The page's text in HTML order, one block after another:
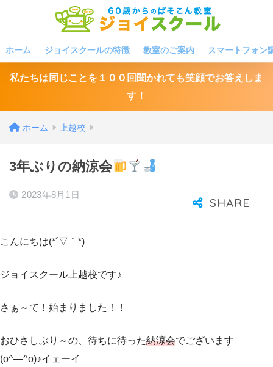
ホーム ジョイスクールの特徴 教室のご案内 スマートフォン
私たちは同じことを１００回聞かれても笑顔でお答えしま
す！
ホーム 上越校
3年ぶりの納涼会
2023年8月1日
こんにちは(*´▽｀*)
ジョイスクール上越校です♪
さぁ～て！始まりました！！
おひさしぶり～の、待ちに待った納涼会でございます
(o^―^o)♪イェーイ